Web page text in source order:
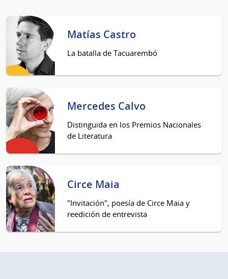
Matías Castro
La batalla de Tacuarembó
Mercedes Calvo
Distinguida en los Premios Nacionales
de Literatura
Circe Maia
"Invitación", poesía de Circe Maia y
reedición de entrevista